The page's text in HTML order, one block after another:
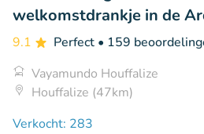
welkomstdrankje in de
9.1 Perfect • 159
Vayamundo Houffalize
Houffalize (47km)
Verkocht: 283